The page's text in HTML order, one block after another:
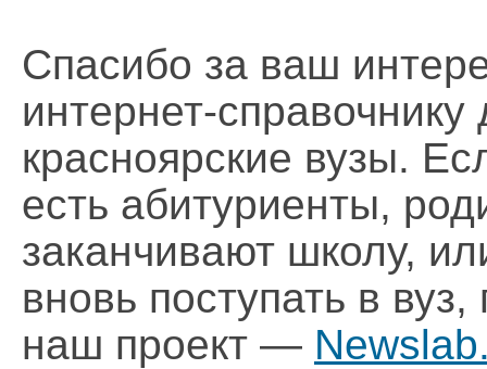
Спасибо за ваш
интернет-
красноярские вузы.
есть абитуриенты,
заканчивают школу,
вновь поступать в
наш проект —